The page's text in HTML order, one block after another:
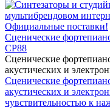
Сценические
CP88
Сценические
акустических и
Сценические
акустических и
чувствительностью к